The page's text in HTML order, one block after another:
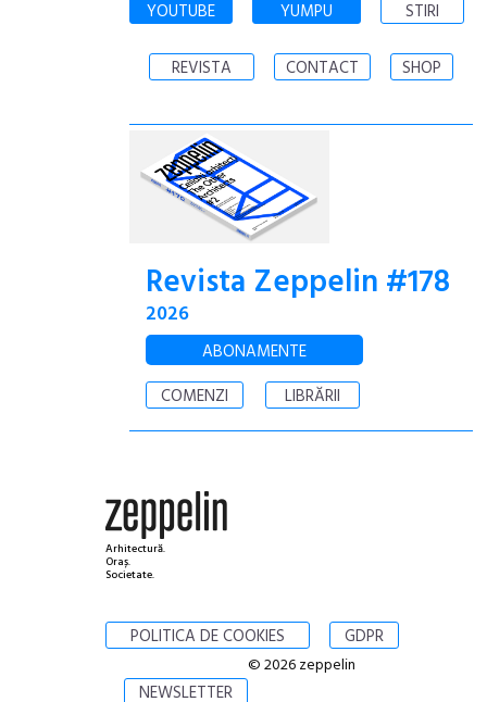
YOUTUBE YUMPU STIRI
REVISTA CONTACT SHOP
Revista Zeppelin #178
2026
ABONAMENTE
COMENZI
LIBRĂRII
Arhitectură.
Oraș.
Societate.
POLITICA DE COOKIES GDPR
NEWSLETTER
© 2026 zeppelin